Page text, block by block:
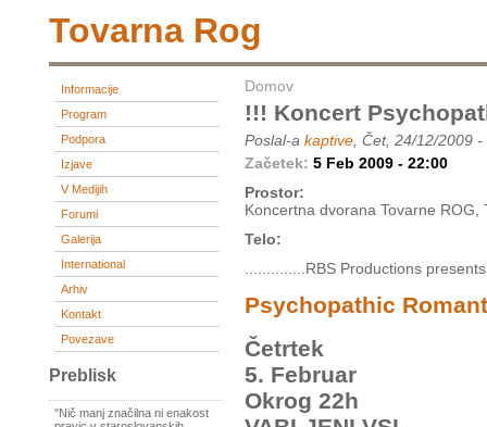
Tovarna Rog
Informacije
Program
Podpora
Izjave
V Medijih
Forumi
Galerija
International
Arhiv
Kontakt
Povezave
Preblisk
"Nič manj značilna ni enakost
Domov
!!! Koncert
Poslal-a kaptive , Čet, 24/12/2009
Začetek: 5 Feb 2009 - 22:00
Prostor:
Koncertna dvorana Tovarne
Telo:
..............RBS Productions
Psychopathic
Četrtek
5. Februar
Okrog 22h